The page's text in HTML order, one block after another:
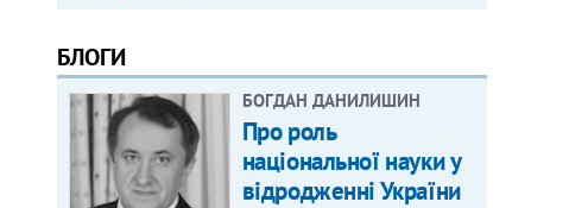
БЛОГИ
БОГДАН ДАНИЛИШИН
Про роль
національної науки у
відродженні України